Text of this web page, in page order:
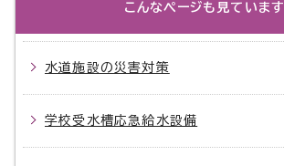
こんなページも見ています
水道施設の災害対策
学校受水槽応急給水設備